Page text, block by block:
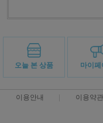
오늘 본 상품 마이페
이용안내 이용약관